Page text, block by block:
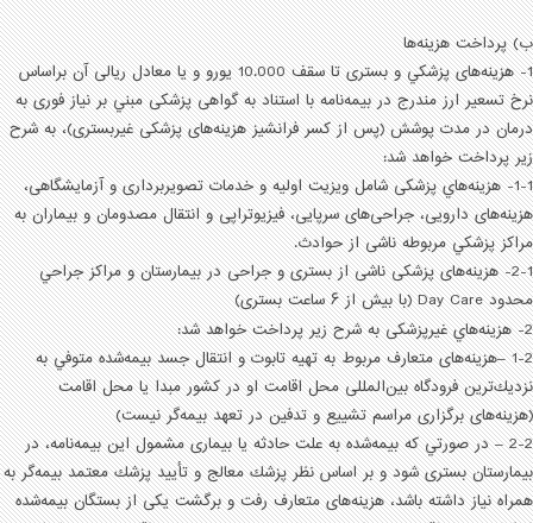
ب) پرداخت هزينه‌ها
1- هزينه‌های پزشكي و بستری تا سقف 10.000 يورو و يا معادل ريالی آن براساس
نرخ تسعير ارز مندرج در بيمه‌نامه با استناد به گواهی پزشكی مبني بر نياز فوری به
درمان در مدت پوشش (پس از كسر فرانشيز هزينه‌های پزشكی غيربستری)، به شرح
زير پرداخت خواهد شد:
1-1- هزينه‌هاي پزشكی شامل ويزيت اوليه و خدمات تصويربرداری و آزمايشگاهی،
هزينه‌های دارويی، جراحی‌های سرپايی، فيزيوتراپی و انتقال مصدومان و بيماران به
مراكز پزشكي مربوطه ناشی از حوادث.
2-1- هزينه‌های پزشكی ناشی از بستری و جراحی در بيمارستان و مراكز جراحي
محدود Day Care (با بيش از ۶ ساعت بستری)
2- هزينه‌هاي غيرپزشكی به شرح زير پرداخت خواهد شد:
1-2 –هزينه‌های متعارف مربوط به تهيه تابوت و انتقال جسد بيمه‌شده متوفي به
نزديك‌ترين فرودگاه بين‌المللی محل اقامت او در كشور مبدا يا محل اقامت
(هزينه‌های برگزاری مراسم تشييع و تدفين در تعهد بيمه‌گر نیست)
2-2 – در صورتي كه بيمه‌شده به علت حادثه يا بيماری مشمول اين بيمه‌نامه، در
بيمارستان بستری شود و بر اساس نظر پزشك معالج و تأیيد پزشك معتمد بيمه‌گر به
همراه نياز داشته باشد، هزينه‌های متعارف رفت و برگشت يكی از بستگان بيمه‌شده